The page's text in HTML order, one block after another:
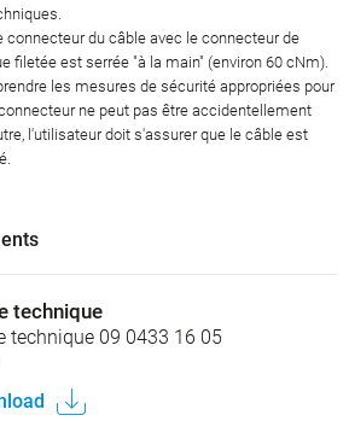
connecteur du câble avec le connecteur de
filetée est serrée "à la main" (environ 60 cNm).
les mesures de sécurité appropriées pour
ne peut pas être accidentellement
l'utilisateur doit s'assurer que le câble est
technique
technique 09 0433 16 05